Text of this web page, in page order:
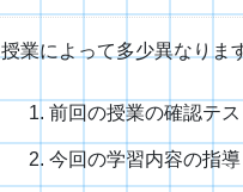
授業によって多少異なりま
前回の授業の確認テス
今回の学習内容の指導